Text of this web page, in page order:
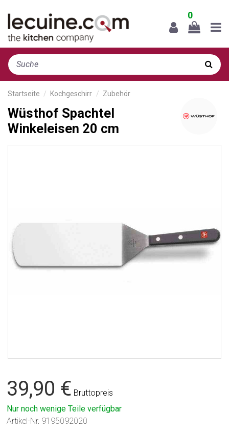
0
Startseite Kochgeschirr Zubehör
Wüsthof Spachtel
Winkeleisen 20 cm
39,90 € Bruttopreis
Nur noch wenige Teile verfügbar
Artikel-Nr. 9195092020